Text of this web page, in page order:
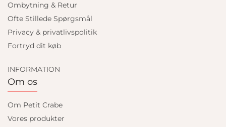
Ombytning & Retur
Ofte Stillede Spørgsmål
Privacy & privatlivspolitik
Fortryd dit køb
INFORMATION
Om os
Om Petit Crabe
Vores produkter